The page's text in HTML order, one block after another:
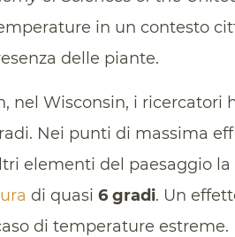
in un contesto
delle piante.
nel Wisconsin, i ricercatori
Nei punti di massima
elementi del paesaggio
di quasi 6 gradi. Un
di temperature estreme.